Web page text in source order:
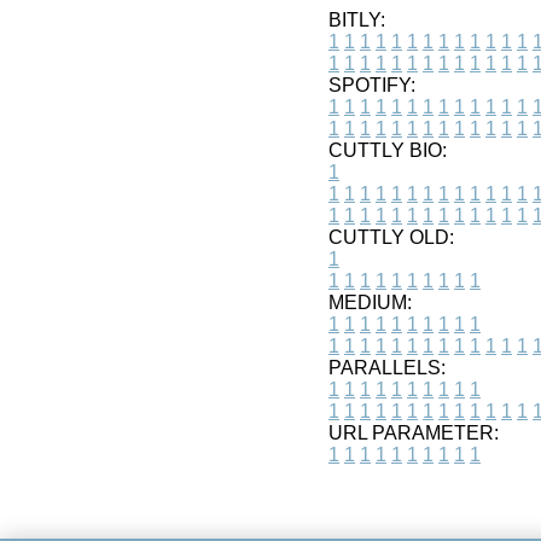
BITLY:
1 1 1 1 1 1 1 1 1 1 1 1 1 1
1 1 1 1 1 1 1 1 1 1 1 1 1 1
SPOTIFY:
1 1 1 1 1 1 1 1 1 1 1 1 1 1
1 1 1 1 1 1 1 1 1 1 1 1 1 1
CUTTLY BIO:
1
1 1 1 1 1 1 1 1 1 1 1 1 1 1
1 1 1 1 1 1 1 1 1 1 1 1 1 1
CUTTLY OLD:
1
1 1 1 1 1 1 1 1 1 1
MEDIUM:
1 1 1 1 1 1 1 1 1 1
1 1 1 1 1 1 1 1 1 1 1 1 1 1
PARALLELS:
1 1 1 1 1 1 1 1 1 1
1 1 1 1 1 1 1 1 1 1 1 1 1 1
URL PARAMETER:
1 1 1 1 1 1 1 1 1 1